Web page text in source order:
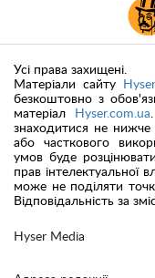
Hyser Media
Усі права захищені.
Матеріали сайту
безкоштовно з
матеріал
Hyser.com.ua
знаходитися не нижче
або часткового
умов буде
прав інтелектуальної
може не поділяти
Відповідальність за